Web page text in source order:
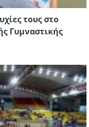
τους στο
Γυμναστικής